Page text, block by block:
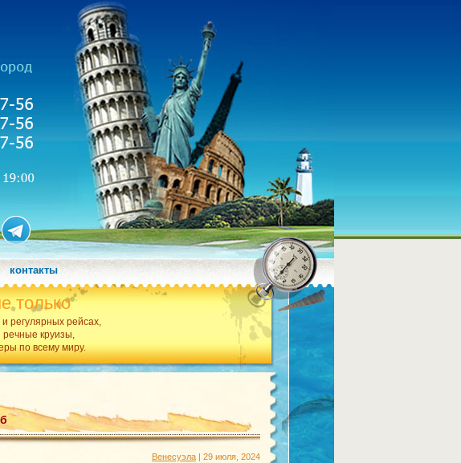
контакты
только
регулярных рейсах,
речные круизы,
по всему миру.
Венесуэла | 29 июля, 2024